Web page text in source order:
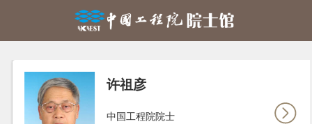
许祖彦
中国工程院院士